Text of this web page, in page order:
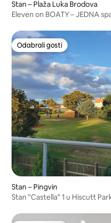
Stan – Plaža Luka Brodova
Eleven on BOATY – JEDNA
Odabrali gosti
Odabrali gosti
Stan – Pingvin
Stan "Castella" 1 u Hiscutt